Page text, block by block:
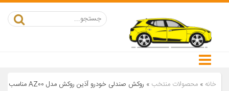
خانه » محصولات منتخب » روکش صندلی خودرو آذین روکش مدل AZ00 مناسب برای پژو پارس و پژو 405